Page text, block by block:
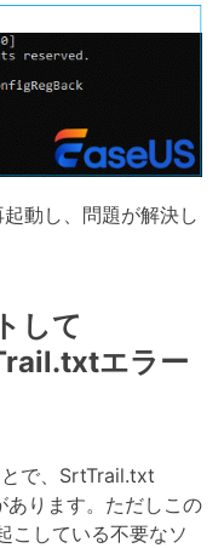
動し、問題が解決し
して
エラー
で、SrtTrail.txt
あります。ただしこの
こしている不要なソ